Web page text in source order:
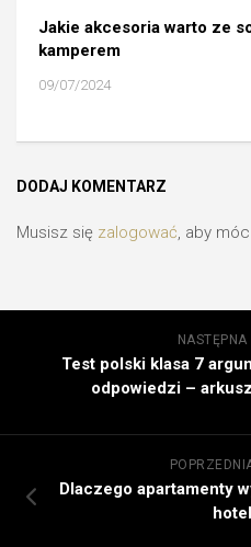
Jakie akcesoria warto ze
kamperem
09/07/2024
DODAJ KOMENTARZ
Musisz się zalogować, aby
Test polski klasa 7
odpowiedzi –
Dlaczego apartamenty